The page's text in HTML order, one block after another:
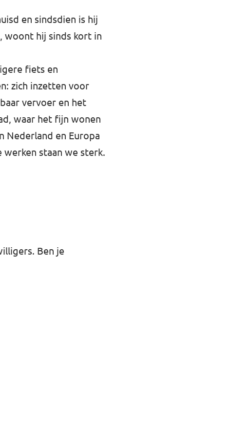
en sindsdien is hij
woont hij sinds kort in
fiets en
zich inzetten voor
vervoer en het
waar het fijn wonen
Nederland en Europa
werken staan we sterk.
Ben je